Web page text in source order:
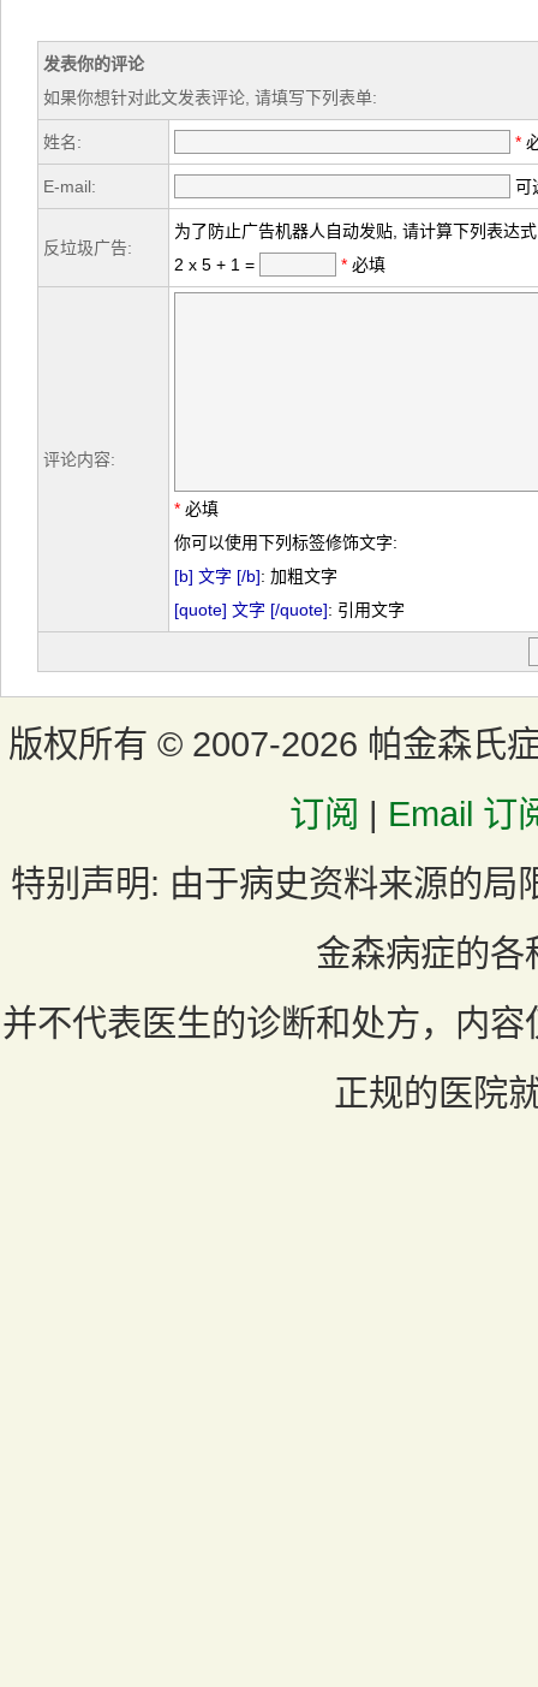
发表你的评论
如果你想针对此文发表评论, 请填写下列表单:
姓名: *
E-mail: 可
反垃圾广告:
为了防止广告机器人自动发贴, 请计算下列表达
2 x 5 + 1 =
*必填
评论内容:
*必填
你可以使用下列标签修饰文字:
[b] 文字 [/b]: 加粗文字
[quote] 文字 [/quote]: 引用文字
版权所有 © 2007-2026 帕金森氏
订阅 | Email 订
特别声明: 由于病史资料来源的局
金森病症的各
并不代表医生的诊断和处方，内
正规的医院